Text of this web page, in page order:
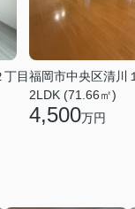
目福岡市中央区清川
2LDK (71.66㎡)
4,500万円